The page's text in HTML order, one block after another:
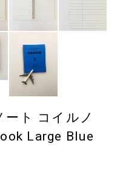
ート コイルノ
Large Blue